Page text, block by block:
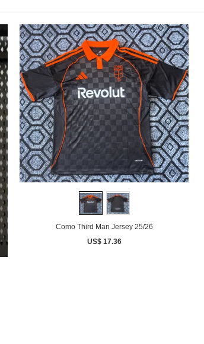
Como Third Man Jersey 25/26
US$ 17.36